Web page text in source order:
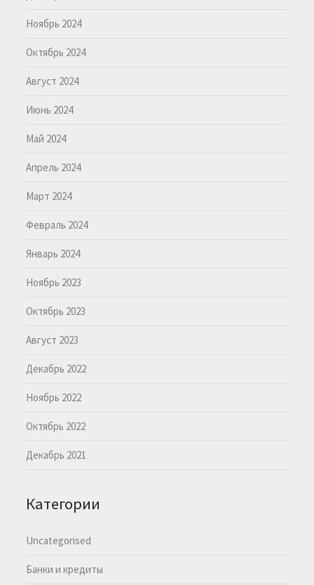
Ноябрь 2024
Октябрь 2024
Август 2024
Июнь 2024
Май 2024
Апрель 2024
Март 2024
Февраль 2024
Январь 2024
Ноябрь 2023
Октябрь 2023
Август 2023
Декабрь 2022
Ноябрь 2022
Октябрь 2022
Декабрь 2021
Категории
Uncategorised
Банки и кредиты